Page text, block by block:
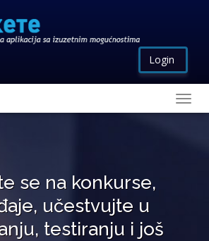
Login
se na konkurse,
učestvujte u
testiranju i još